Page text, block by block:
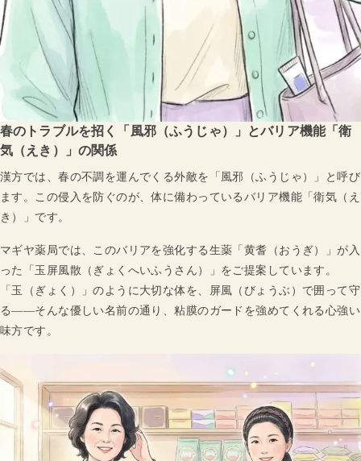
春のトラブルを招く「風邪（ふうじゃ）」とバリア機能「衛
気（えき）」の関係
漢方では、春の不調を運んでくる外敵を「風邪（ふうじゃ）」と呼び
ます。この侵入を防ぐのが、体に備わっているバリア機能「衛気（え
き）」です。
マギヤ薬局では、このバリアを強化する生薬「黄耆（おうぎ）」が入
った「玉屏風散（ぎょくへいふうさん）」をご提案しています。
「玉（ぎょく）」のように大切な体を、屏風（びょうぶ）で囲って守
る――そんな優しい名前の通り、粘膜のガードを強めてくれる心強い
味方です。